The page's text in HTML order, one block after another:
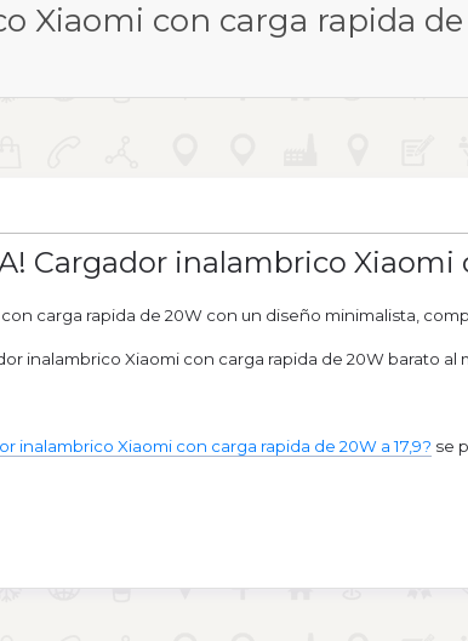
Xiaomi con carga rapida de
Cargador inalambrico Xiaomi
carga rapida de 20W con un diseño minimalista,
inalambrico Xiaomi con carga rapida de 20W barato al
inalambrico Xiaomi con carga rapida de 20W a 17,9? se